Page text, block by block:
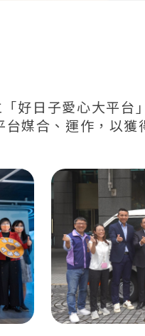
好日子愛心大平台
媒合、運作，以獲